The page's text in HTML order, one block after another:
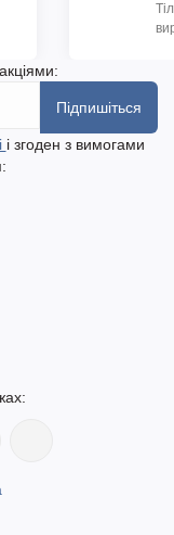
Підпишіться
і згоден з вимогами